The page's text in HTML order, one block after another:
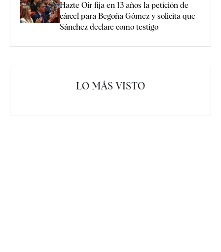
Hazte Oír fija en 13 años la petición de
cárcel para Begoña Gómez y solicita que
Sánchez declare como testigo
LO MÁS VISTO